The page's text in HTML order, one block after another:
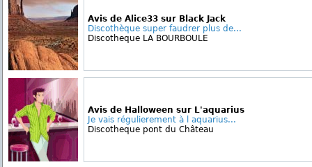
Avis de Alice33 sur Black Jack
Discothèque super faudrer plus de...
Discotheque LA BOURBOULE
Avis de Halloween sur L'aquarius
Je vais régulierement à l aquarius...
Discotheque pont du Château